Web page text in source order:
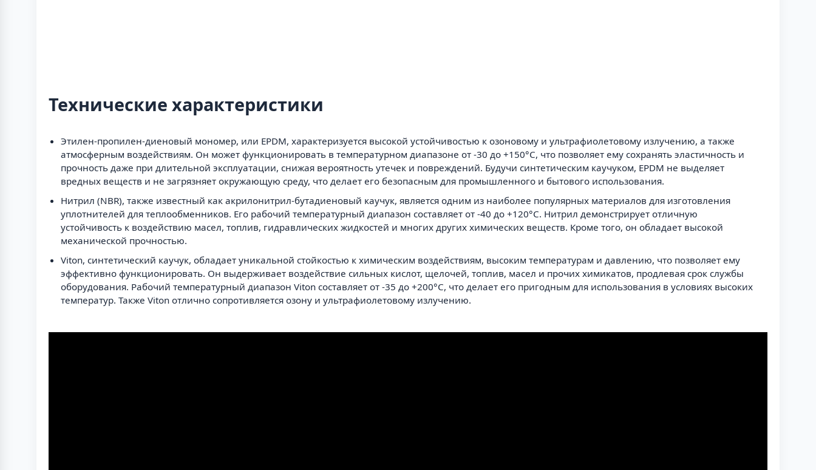
Технические характеристики
Этилен-пропилен-диеновый мономер, или EPDM, характеризуется высокой устойчивостью к озоновому и ультрафиолетовому излучению, а также
атмосферным воздействиям. Он может функционировать в температурном диапазоне от -30 до +150°C, что позволяет ему сохранять эластичность и
прочность даже при длительной эксплуатации, снижая вероятность утечек и повреждений. Будучи синтетическим каучуком, EPDM не выделяет
вредных веществ и не загрязняет окружающую среду, что делает его безопасным для промышленного и бытового использования.
Нитрил (NBR), также известный как акрилонитрил-бутадиеновый каучук, является одним из наиболее популярных материалов для изготовления
уплотнителей для теплообменников. Его рабочий температурный диапазон составляет от -40 до +120°C. Нитрил демонстрирует отличную
устойчивость к воздействию масел, топлив, гидравлических жидкостей и многих других химических веществ. Кроме того, он обладает высокой
механической прочностью.
Viton, синтетический каучук, обладает уникальной стойкостью к химическим воздействиям, высоким температурам и давлению, что позволяет ему
эффективно функционировать. Он выдерживает воздействие сильных кислот, щелочей, топлив, масел и прочих химикатов, продлевая срок службы
оборудования. Рабочий температурный диапазон Viton составляет от -35 до +200°C, что делает его пригодным для использования в условиях высоких
температур. Также Viton отлично сопротивляется озону и ультрафиолетовому излучению.